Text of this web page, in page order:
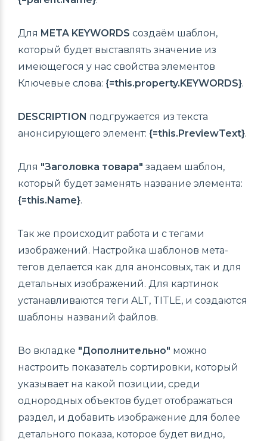
Для META KEYWORDS создаём шаблон,
который будет выставлять значение из
имеющегося у нас свойства элементов
Ключевые слова: {=this.property.KEYWORDS}.
DESCRIPTION подгружается из текста
анонсирующего элемент: {=this.PreviewText}.
Для "Заголовка товара" задаем шаблон,
который будет заменять название элемента:
{=this.Name}.
Так же происходит работа и с тегами
изображений. Настройка шаблонов мета-
тегов делается как для анонсовых, так и для
детальных изображений. Для картинок
устанавливаются теги ALT, TITLE, и создаются
шаблоны названий файлов.
Во вкладке "Дополнительно" можно
настроить показатель сортировки, который
указывает на какой позиции, среди
однородных объектов будет отображаться
раздел, и добавить изображение для более
детального показа, которое будет видно,